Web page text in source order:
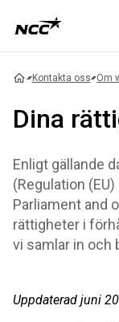
Kontakta oss Om
Dina
Enligt gällande
(Regulation
Parliament and
rättigheter i
vi samlar in och
Uppdaterad juni